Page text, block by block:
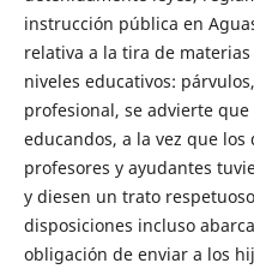
instrucción pública en
relativa a la tira de
niveles educativos:
profesional, se advierte
educandos, a la vez que
profesores y ayudantes
y diesen un trato
disposiciones incluso
obligación de enviar a los